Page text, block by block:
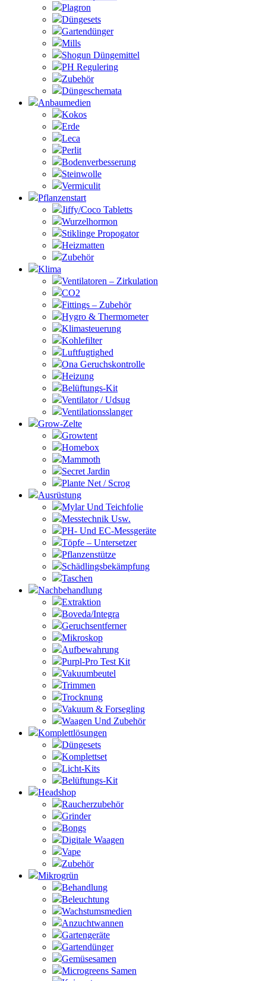
Plagron
Düngesets
Gartendünger
Mills
Shogun Düngemittel
PH Regulering
Zubehör
Düngeschemata
Anbaumedien
Kokos
Erde
Leca
Perlit
Bodenverbesserung
Steinwolle
Vermiculit
Pflanzenstart
Jiffy/Coco Tabletts
Wurzelhormon
Stiklinge Propogator
Heizmatten
Zubehör
Klima
Ventilatoren – Zirkulation
CO2
Fittings – Zubehör
Hygro & Thermometer
Klimasteuerung
Kohlefilter
Luftfugtighed
Ona Geruchskontrolle
Heizung
Belüftungs-Kit
Ventilator / Udsug
Ventilationsslanger
Grow-Zelte
Growtent
Homebox
Mammoth
Secret Jardin
Plante Net / Scrog
Ausrüstung
Mylar Und Teichfolie
Messtechnik Usw.
PH- Und EC-Messgeräte
Töpfe – Untersetzer
Pflanzenstütze
Schädlingsbekämpfung
Taschen
Nachbehandlung
Extraktion
Boveda/Integra
Geruchsentferner
Mikroskop
Aufbewahrung
Purpl-Pro Test Kit
Vakuumbeutel
Trimmen
Trocknung
Vakuum & Forsegling
Waagen Und Zubehör
Komplettlösungen
Düngesets
Komplettset
Licht-Kits
Belüftungs-Kit
Headshop
Raucherzubehör
Grinder
Bongs
Digitale Waagen
Vape
Zubehör
Mikrogrün
Behandlung
Beleuchtung
Wachstumsmedien
Anzuchtwannen
Gartengeräte
Gartendünger
Gemüsesamen
Microgreens Samen